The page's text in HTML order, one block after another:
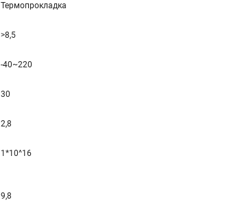
Термопрокладка
>8,5
-40~220
30
2,8
1*10^16
9,8